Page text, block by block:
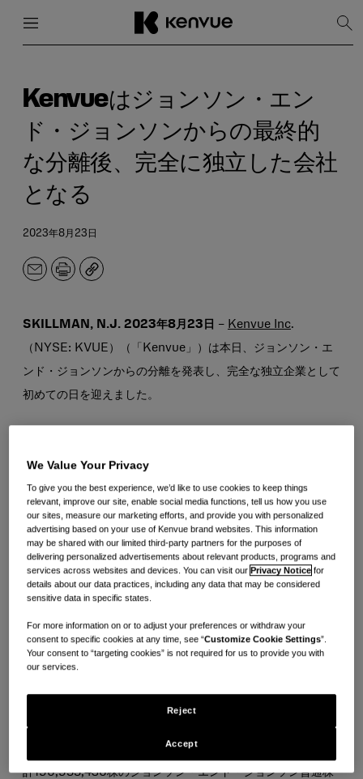
検
索
Kenvueはジョンソン・エン
ド・ジョンソンからの最終的
な分離後、完全に独立した会社
となる
2023年8月23日
メ
ア
ド
ス
印
コ
SKILLMAN, N.J. 2023年8月23日 – Kenvue Inc.
（NYSE: KVUE）（「Kenvue」）は本日、ジョンソン・エ
ンド・ジョンソンからの分離を発表し、完全な独立企業として
初めての日を迎えました。
と消費者に革新的なケアソリューションを提供することに専念
することで、コンシューマーヘルスの次の章を書くことはとて
もエキサイティングなことです」とKenvueの最高経営責任者
兼ディレクターであるThibaut Mongon氏は述べています。
「この重要な節目のために準備してくれた情熱的なチームに感
謝するとともに、新たな株主を歓迎します。世界で最も愛され
として、強みのある立場から未来に踏み出し、コンシューマー
ヘルスにおけるグローバルリーダーとして引き続き達成するこ
ジョンソン・エンド・ジョンソンは、本日別途発表したとお
り、Kenvue の普通株式1,533,830,450株と引き換えに、合
計190,955,436株のジョンソン・エンド・ジョンソン普通株
We Value Your Privacy
To give you the best experience, we’d like to use cookies to keep things
relevant, improve our site, enable social media functions, tell us how you use
our sites, measure our marketing efforts, and provide you with personalized
advertising based on your use of Kenvue brand websites. This information
may be shared with our limited third-party partners for the purposes of
delivering personalized advertisements about relevant products, programs and
services across websites and devices. You can visit ourPrivacy Notice for
details about our data practices, including any data that may be considered
sensitive data in specific states.
For more information on or to adjust your preferences or withdraw your
consent to specific cookies at any time, see “Customize Cookie Settings”.
Your consent to “targeting cookies” is not required for us to provide you with
our services.
Reject
Accept